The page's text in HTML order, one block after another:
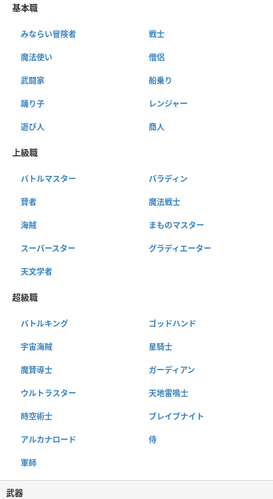
基本職
みならい冒険者 戦士
魔法使い 僧侶
武闘家 船乗り
踊り子 レンジャー
遊び人 商人
上級職
バトルマスター パラディン
賢者 魔法戦士
海賊 まものマスター
スーパースター グラディエーター
天文学者
超級職
バトルキング ゴッドハンド
宇宙海賊 星騎士
魔賢導士 ガーディアン
ウルトラスター 天地雷鳴士
時空術士 ブレイブナイト
アルカナロード 侍
軍師
武器